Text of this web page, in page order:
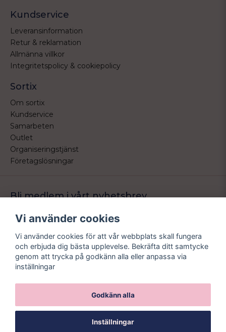
Kundservice
Leveransinformation
Retur & reklamation
Allmänna villkor
Integritetspolicy & cookiepolicy
Sortix
Om sortix
Kundservice
Samarbeten
Outlet
Organiseringstjänst
Företagslösningar
Bli medlem i vårt nyhetsbrev
email
Mejladress Skicka
erbjudande.
Vi använder cookies
Vi använder cookies för att vår webbplats skall fungera
och erbjuda dig bästa upplevelse. Bekräfta ditt samtycke
genom att trycka på godkänn alla eller anpassa via
inställningar
Godkänn alla
Inställningar